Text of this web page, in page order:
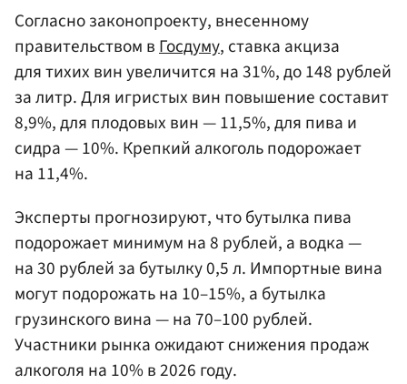
Согласно законопроекту, внесенному
правительством вГосдуму, ставка акциза
для тихих вин увеличится на 31%, до 148 рублей
за литр. Для игристых вин повышение составит
8,9%, для плодовых вин — 11,5%, для пива и
сидра — 10%. Крепкий алкоголь подорожает
на 11,4%.
Эксперты прогнозируют, что бутылка пива
подорожает минимум на 8 рублей, а водка —
на 30 рублей за бутылку 0,5 л. Импортные вина
могут подорожать на 10–15%, а бутылка
грузинского вина — на 70–100 рублей.
Участники рынка ожидают снижения продаж
алкоголя на 10% в 2026 году.